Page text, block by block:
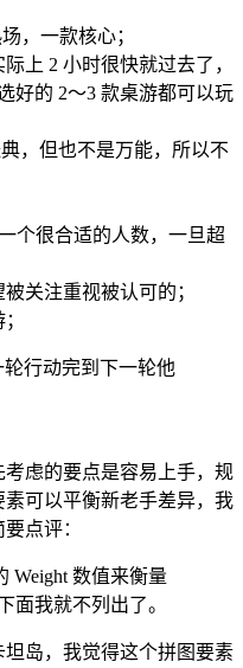
，一款核心；
上 2 小时很快就过去了，
好的 2～3 款桌游都可以玩
，但也不是万能，所以不
个很合适的人数，一旦超
关注重视被认可的；
行动完到下一轮他
虑的要点是容易上手，规
可以平衡新老手差异，我
点评：
Weight 数值来衡量
面我就不列出了。
岛，我觉得这个拼图要素